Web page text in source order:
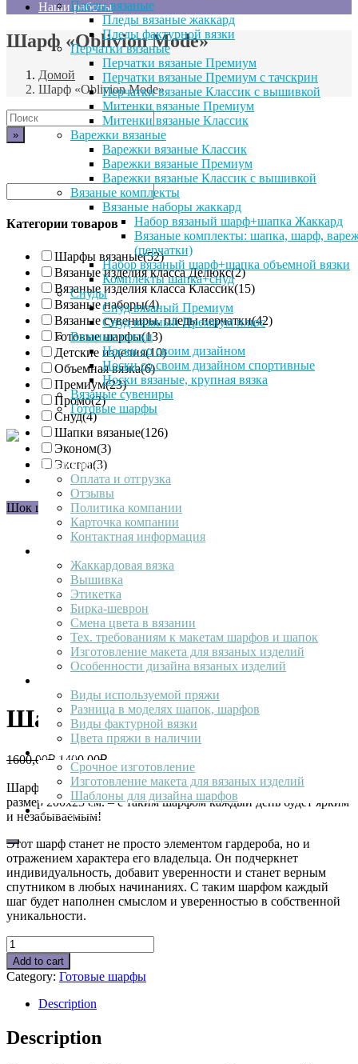
Пледы вязаные
Пледы вязаные жаккард
Пледы фактурной вязки
Перчатки вязаные
Перчатки вязаные Премиум
Перчатки вязаные Премиум с тачскрин
Перчатки вязаные Классик с вышивкой
Митенки вязаные Премиум
Митенки вязаные Классик
Варежки вязаные
Варежки вязаные Классик
Варежки вязаные Премиум
Варежки вязаные Классик с вышивкой
Вязаные комплекты
Вязаные наборы жаккард
Набор вязаный шарф+шапка Жаккард
Вязаные комплекты: шапка, шарф,
(перчатки)
Набор вязаный шарф+шапка объемной вязки
Комплекты шапка+снуд
Снуды
Снуд вязаный Премиум
Снуд вязаный Премиум плюс
Вязаные носки
Носки со своим дизайном
Носки со своим дизайном спортивные
Носки вязаные, крупная вязка
Вязаные сувениры
Готовые шарфы
О компании
Оплата и отгрузка
Отзывы
Политика компании
Карточка компании
Контактная информация
Жаккардовая вязка
Вышивка
Этикетка
Бирка-шеврон
Смена цвета в вязании
Тех. требованиям к макетам шарфов и шапок
Изготовление макета для вязаных изделий
Особенности дизайна вязаных изделий
Виды используемой пряжи
Разница в моделях шапок, шарфов
Виды фактурной вязки
Цвета пряжи в наличии
Услуги
Срочное изготовление
Изготовление макета для вязаных изделий
Шаблоны для дизайна шарфов
Наши работы
Наши работы
Шарф «Oblivion Mode»
Домой
Шарф «Oblivion Mode»
Поиск
по:
Категории товаров
Шарфы вязаные(52)
Вязаные изделия класса Делюкс(2)
Вязаные изделия класса Классик(15)
Вязаные наборы(4)
Вязаные сувениры, пледы перчатки(42)
Готовые шарфы(13)
Детские изделия(10)
Объемная вязка(6)
Премиум(23)
Промо(2)
Снуд(4)
Шапки вязаные(126)
Эконом(3)
Экстра(3)
Элит(15)
Шок цена
Шарф «Oblivion Mode»
1600,00₽ 1400,00₽
Шарф “Oblivion Mode” связан из экологичной полушерсти,
размер 200х23 см. – с таким шарфом каждый день будет ярким
и незабываемым!
Этот шарф станет не просто элементом гардероба, но и
отражением характера его владельца. Он подчеркнет
индивидуальность, добавит уверенности и станет верным
спутником в любых начинаниях. С таким шарфом каждый
шаг будет наполнен смыслом и уверенностью в собственной
уникальности.
Шарф
«Oblivion
Mode»
quantity
Add to cart
Category: Готовые шарфы
Description
Description